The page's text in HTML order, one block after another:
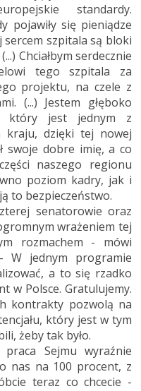
standardy.
pojawiły się pieniądze
sercem szpitala są bloki
Chciałbym serdecznie
tego szpitala za
projektu, na czele z
(...) Jestem głęboko
który jest jednym z
kraju, dzięki tej nowej
swoje dobre imię, a co
naszego regionu
poziom kadry, jak i
to bezpieczeństwo.
senatorowie oraz
wrażeniem tej
rozmachem - mówi
W jednym programie
a to się rzadko
w Polsce. Gratulujemy.
kontrakty pozwolą na
który jest w tym
żeby tak było.
Sejmu wyraźnie
nas na 100 procent, z
teraz co chcecie -